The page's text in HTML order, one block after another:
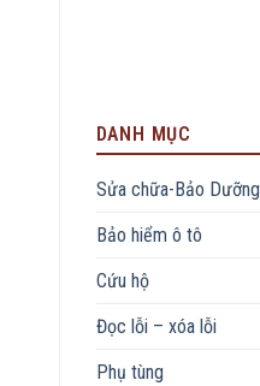
DANH MỤC
Sửa chữa-Bảo Dưỡng
Bảo hiểm ô tô
Cứu hộ
Đọc lỗi – xóa lỗi
Phụ tùng